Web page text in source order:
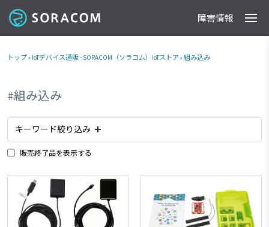
製品
事例
料金
ドキュメント
導入支援
IoTストア
最新情報 障害情報
トップ» IoTデバイス通販 - SORACOM（ソラコム）IoTストア»組み込み
#組み込み
キーワード絞り込み
#アナログ入力 #planX2
#防塵 #plan-K #LPWA #planP1 #委託販売商品
#NTTドコモ網 対応商品 #気圧センサー
#ソフトバンク網 対応商品 #IoTレシピ
販売終了品を表示する